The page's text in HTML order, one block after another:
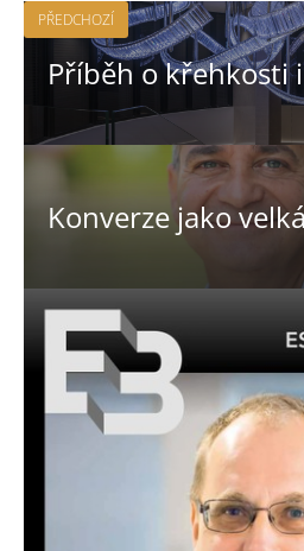
PŘEDCHOZÍ
Příběh o křehkosti
Konverze jako